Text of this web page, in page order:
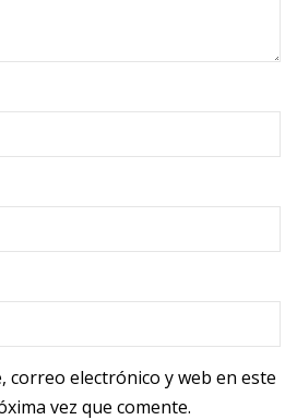
correo electrónico y web en este
vez que comente.